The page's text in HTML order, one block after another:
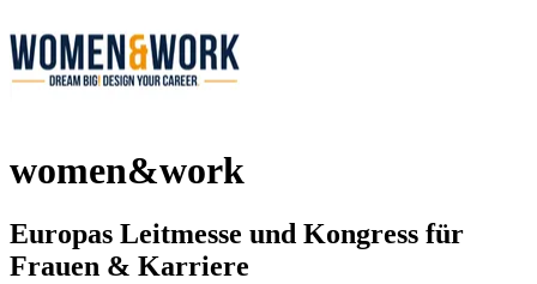
women&work
Europas Leitmesse und Kongress für
Frauen & Karriere